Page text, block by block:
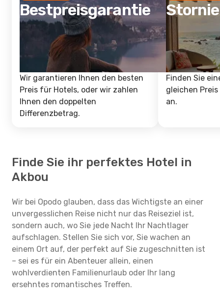
Bestpreisgarantie
Wir garantieren Ihnen den besten
Preis für Hotels, oder wir zahlen
Ihnen den doppelten
Differenzbetrag.
Finden Sie
gleichen
an.
Finde Sie ihr perfektes Hotel in
Akbou
Wir bei Opodo glauben, dass das Wichtigste an einer
unvergesslichen Reise nicht nur das Reiseziel ist,
sondern auch, wo Sie jede Nacht Ihr Nachtlager
aufschlagen. Stellen Sie sich vor, Sie wachen an
einem Ort auf, der perfekt auf Sie zugeschnitten ist
– sei es für ein Abenteuer allein, einen
wohlverdienten Familienurlaub oder Ihr lang
ersehntes romantisches Treffen.